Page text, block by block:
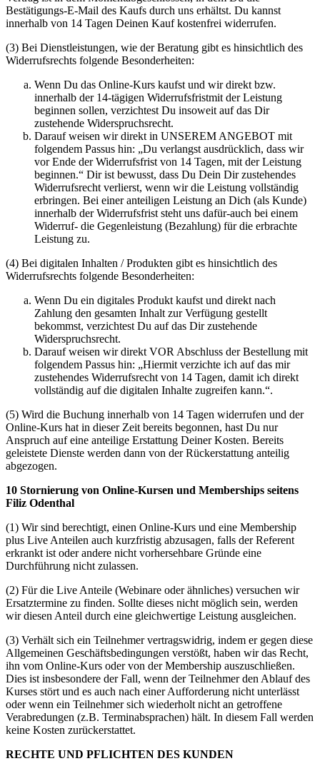
Bestätigungs-E-Mail des Kaufs durch uns erhältst. Du kannst
innerhalb von 14 Tagen Deinen Kauf kostenfrei widerrufen.
(3) Bei Dienstleistungen, wie der Beratung gibt es hinsichtlich des
Widerrufsrechts folgende Besonderheiten:
Wenn Du das Online-Kurs kaufst und wir direkt bzw.
innerhalb der 14-tägigen Widerrufsfristmit der Leistung
beginnen sollen, verzichtest Du insoweit auf das Dir
zustehende Widerspruchsrecht.
Darauf weisen wir direkt in UNSEREM ANGEBOT mit
folgendem Passus hin: „Du verlangst ausdrücklich, dass wir
vor Ende der Widerrufsfrist von 14 Tagen, mit der Leistung
beginnen.“ Dir ist bewusst, dass Du Dein Dir zustehendes
Widerrufsrecht verlierst, wenn wir die Leistung vollständig
erbringen. Bei einer anteiligen Leistung an Dich (als Kunde)
innerhalb der Widerrufsfrist steht uns dafür-auch bei einem
Widerruf- die Gegenleistung (Bezahlung) für die erbrachte
Leistung zu.
(4) Bei digitalen Inhalten / Produkten gibt es hinsichtlich des
Widerrufsrechts folgende Besonderheiten:
Wenn Du ein digitales Produkt kaufst und direkt nach
Zahlung den gesamten Inhalt zur Verfügung gestellt
bekommst, verzichtest Du auf das Dir zustehende
Widerspruchsrecht.
Darauf weisen wir direkt VOR Abschluss der Bestellung mit
folgendem Passus hin: „Hiermit verzichte ich auf das mir
zustehendes Widerrufsrecht von 14 Tagen, damit ich direkt
vollständig auf die digitalen Inhalte zugreifen kann.“.
(5) Wird die Buchung innerhalb von 14 Tagen widerrufen und der
Online-Kurs hat in dieser Zeit bereits begonnen, hast Du nur
Anspruch auf eine anteilige Erstattung Deiner Kosten. Bereits
geleistete Dienste werden dann von der Rückerstattung anteilig
abgezogen.
10 Stornierung von Online-Kursen und Memberships seitens
Filiz Odenthal
(1) Wir sind berechtigt, einen Online-Kurs und eine Membership
plus Live Anteilen auch kurzfristig abzusagen, falls der Referent
erkrankt ist oder andere nicht vorhersehbare Gründe eine
Durchführung nicht zulassen.
(2) Für die Live Anteile (Webinare oder ähnliches) versuchen wir
Ersatztermine zu finden. Sollte dieses nicht möglich sein, werden
wir diesen Anteil durch eine gleichwertige Leistung ausgleichen.
(3) Verhält sich ein Teilnehmer vertragswidrig, indem er gegen diese
Allgemeinen Geschäftsbedingungen verstößt, haben wir das Recht,
ihn vom Online-Kurs oder von der Membership auszuschließen.
Dies ist insbesondere der Fall, wenn der Teilnehmer den Ablauf des
Kurses stört und es auch nach einer Aufforderung nicht unterlässt
oder wenn ein Teilnehmer sich wiederholt nicht an getroffene
Verabredungen (z.B. Terminabsprachen) hält. In diesem Fall werden
keine Kosten zurückerstattet.
RECHTE UND PFLICHTEN DES KUNDEN